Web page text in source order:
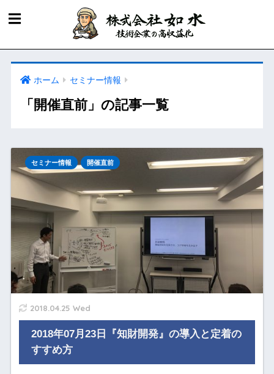
ホーム セミナー情報
「開催直前」の記事一覧
2018.04.25 Wed
2018年07月23日『知財開発』の導入と定着の
すすめ方
セミナー情報 開催直前